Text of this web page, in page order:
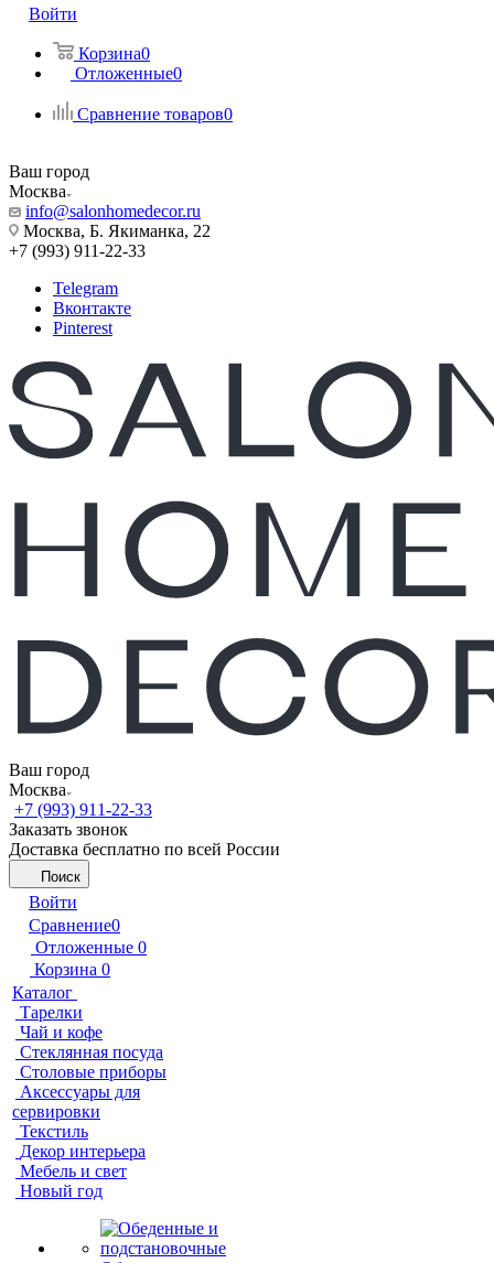
Войти
Корзина0
Отложенные0
Сравнение товаров0
Ваш город
Москва
info@salonhomedecor.ru
Москва, Б. Якиманка, 22
+7 (993) 911-22-33
Telegram
Вконтакте
Pinterest
Ваш город
Москва
+7 (993) 911-22-33
Заказать звонок
Доставка бесплатно по всей России
Поиск
Войти
Сравнение0
Отложенные 0
Корзина 0
Каталог
Тарелки
Чай и кофе
Стеклянная посуда
Столовые приборы
Аксессуары для
сервировки
Текстиль
Декор интерьера
Мебель и свет
Новый год